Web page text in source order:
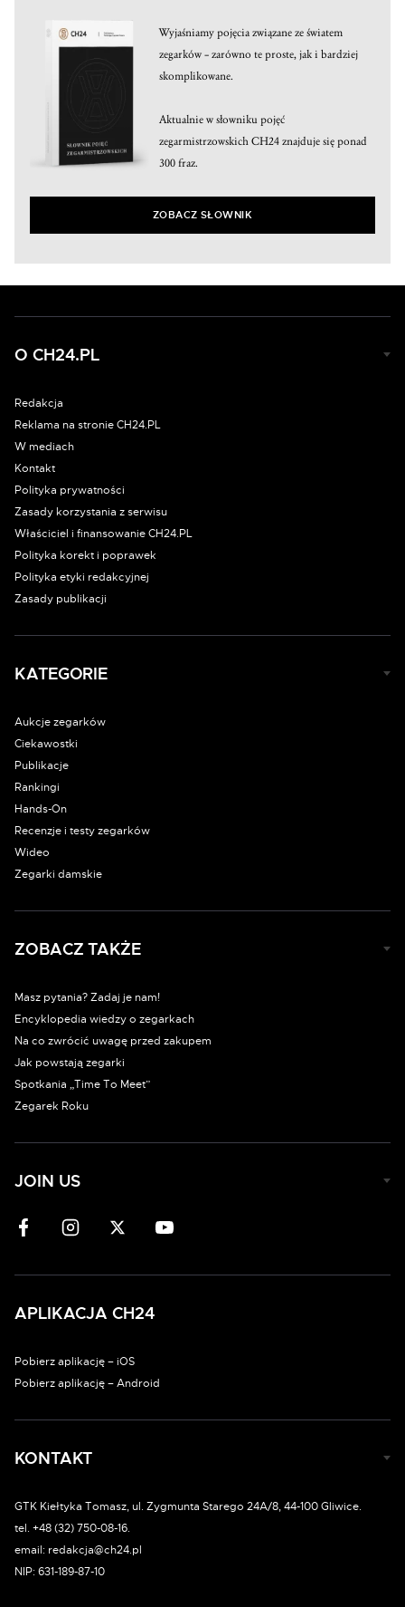
Wyjaśniamy pojęcia związane ze światem
zegarków – zarówno te proste, jak i bardziej
skomplikowane.
Aktualnie w słowniku pojęć
zegarmistrzowskich CH24 znajduje się ponad
300 fraz.
ZOBACZ SŁOWNIK
O CH24.PL
Redakcja
Reklama na stronie CH24.PL
W mediach
Kontakt
Polityka prywatności
Zasady korzystania z serwisu
Właściciel i finansowanie CH24.PL
Polityka korekt i poprawek
Polityka etyki redakcyjnej
Zasady publikacji
KATEGORIE
Aukcje zegarków
Ciekawostki
Publikacje
Rankingi
Hands-On
Recenzje i testy zegarków
Wideo
Zegarki damskie
ZOBACZ TAKŻE
Masz pytania? Zadaj je nam!
Encyklopedia wiedzy o zegarkach
Na co zwrócić uwagę przed zakupem
Jak powstają zegarki
Spotkania „Time To Meet”
Zegarek Roku
JOIN US
APLIKACJA CH24
Pobierz aplikację – iOS
Pobierz aplikację – Android
KONTAKT
GTK Kiełtyka Tomasz, ul. Zygmunta Starego 24A/8, 44-100 Gliwice.
tel. +48 (32) 750-08-16.
email: redakcja@ch24.pl
NIP: 631-189-87-10